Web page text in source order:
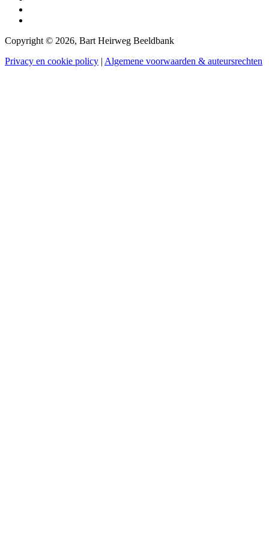
Copyright © 2026, Bart Heirweg Beeldbank
Privacy en cookie policy | Algemene voorwaarden & auteursrechten